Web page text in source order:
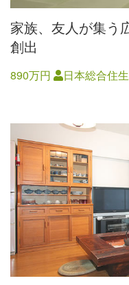
家族、友人が集う
創出
890万円 日本総合住